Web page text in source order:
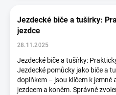
Jezdecké biče a tušírky:
jezdce
28.11.2025
Jezdecké biče a tušírky:
Jezdecké pomůcky jako biče a
doplňkem – jsou klíčem k jemné
jezdcem a koněm. Správně